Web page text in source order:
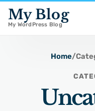
i
p
My Blog
My WordPress Blog
Home/